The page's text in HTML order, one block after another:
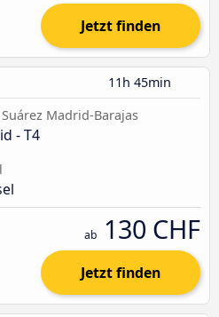
Jetzt finden
11h 45min
Madrid-Barajas
- T4
ab 130 CHF
Jetzt finden